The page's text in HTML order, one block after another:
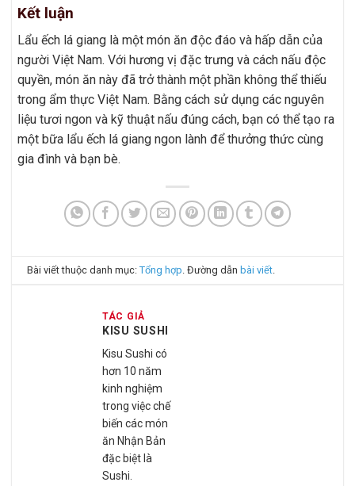
Kết luận
Lẩu ếch lá giang là một món ăn độc đáo và hấp dẫn của
người Việt Nam. Với hương vị đặc trưng và cách nấu độc
quyền, món ăn này đã trở thành một phần không thể thiếu
trong ẩm thực Việt Nam. Bằng cách sử dụng các nguyên
liệu tươi ngon và kỹ thuật nấu đúng cách, bạn có thể tạo ra
một bữa lẩu ếch lá giang ngon lành để thưởng thức cùng
gia đình và bạn bè.
Bài viết thuộc danh mục:Tổng hợp . Đường dẫnbài viết
TÁC GIẢ
KISU SUSHI
Kisu Sushi có
hơn 10 năm
kinh nghiệm
trong việc chế
biến các món
ăn Nhận Bản
đặc biệt là
Sushi.